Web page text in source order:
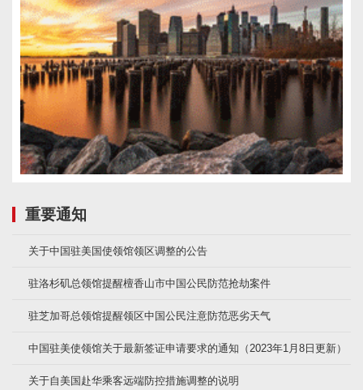
重要通知
关于中国驻美国使领馆领区调整的公告
驻洛杉矶总领馆提醒檀香山市中国公民防范抢劫案件
驻芝加哥总领馆提醒领区中国公民注意防范恶劣天气
中国驻美使领馆关于最新签证申请要求的通知（2023年1月8日更新）
关于自美国赴华乘客远端防控措施调整的说明